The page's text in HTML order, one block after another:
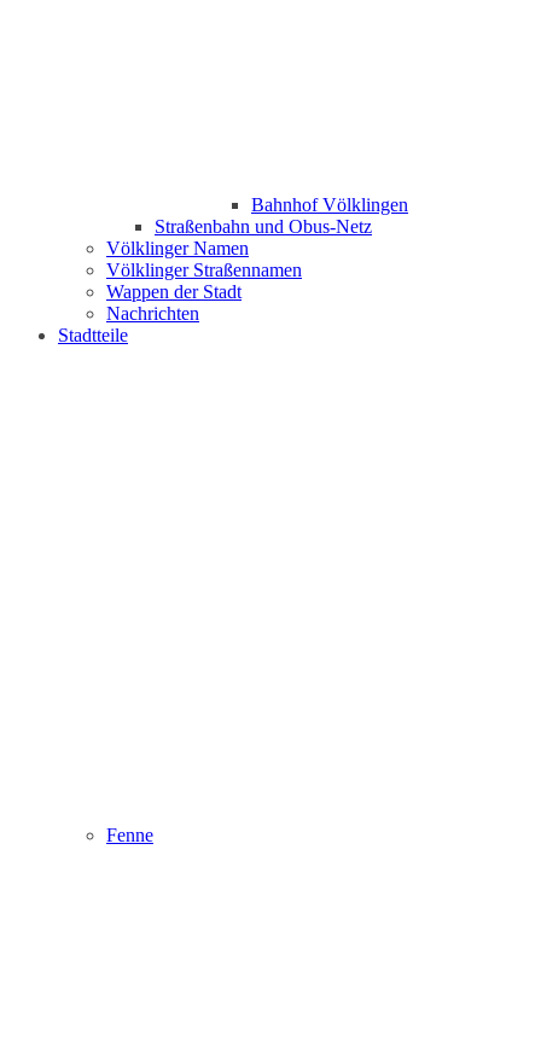
Bahnhof Völklingen
Straßenbahn und Obus-Netz
Völklinger Namen
Völklinger Straßennamen
Wappen der Stadt
Nachrichten
Stadtteile
Fenne